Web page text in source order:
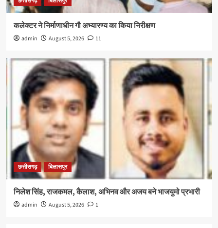
कलेक्टर ने निर्माणाधीन गौ अभ्यारण्य का किया निरीक्षण
admin August 5, 2026 11
छत्तीसगढ़ बिलासपुर
निलेश सिंह, राजकमल, कैलाश, अभिनव और अजय बने भाजयुमो प्रभारी
admin August 5, 2026 1